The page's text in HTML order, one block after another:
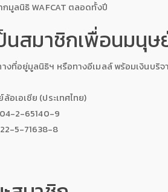
กมูลนิธิ WAFCAT ตลอดทั้งปี
นสมาชิกเพื่อนมนุ
ที่อยู่มูลนิธิฯ หรือทางอีเมลล์ พร้อมเงินบริจ
เอเชีย (ประเทศไทย)
2-65140-9
5-71638-8